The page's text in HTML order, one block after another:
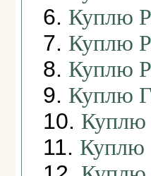
6. Куплю
7. Куплю
8. Куплю
9. Куплю
10.
11. Куплю